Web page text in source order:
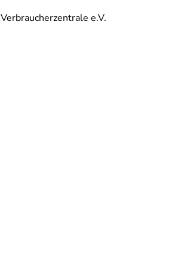
Verbraucherzentrale e.V.